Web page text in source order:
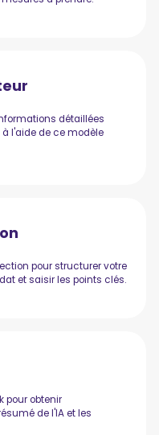
détaillées
l'aide de ce modèle
pour structurer votre
et saisir les points clés.
pour obtenir
de l'IA et les